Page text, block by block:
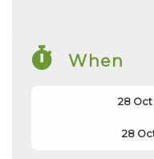
When
28 Oct
28